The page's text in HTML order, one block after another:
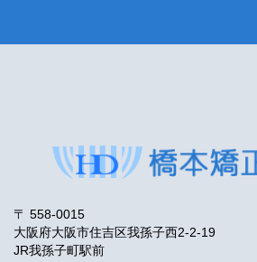
〒 558-0015
大阪府大阪市住吉区我孫子西2-2-19
JR我孫子町駅前